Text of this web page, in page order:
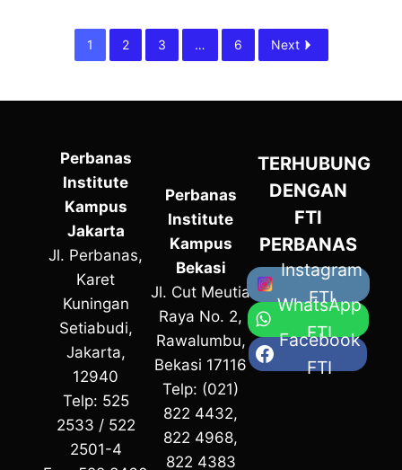
1 2 3 … 6 Next
Perbanas
Institute
Kampus
Jakarta
Jl. Perbanas,
Karet
Kuningan
Setiabudi,
Jakarta,
12940
Telp: 525
2533 / 522
2501-4
Perbanas
Institute
Kampus
Bekasi
Jl. Cut Meutia
Raya No. 2,
Rawalumbu,
Bekasi 17116
Telp: (021)
822 4432,
822 4968,
822 4383
TERHUBUNG
DENGAN
FTI
PERBANAS
Instagram
FTI
WhatsApp
FTI
Facebook
FTI